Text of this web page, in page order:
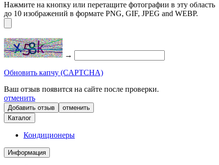
Нажмите на кнопку или перетащите фотографии в эту область
до 10 изображений в формате PNG, GIF, JPEG and WEBP.
→
Обновить капчу (CAPTCHA)
Ваш отзыв появится на сайте после проверки.
отменить
отменить
Каталог
Кондиционеры
Информация